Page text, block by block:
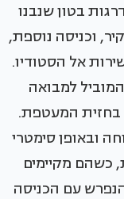
בטון שנבנו
וכניסה נוספת,
אל הסטודיו.
למבואה
המעטפת.
ובאופן סימטרי
כשהם מקיימים
עם הכניסה